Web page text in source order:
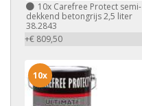
10x Carefree Protect semi-
dekkend betongrijs 2,5 liter
38.2843
+€ 809,50
10x